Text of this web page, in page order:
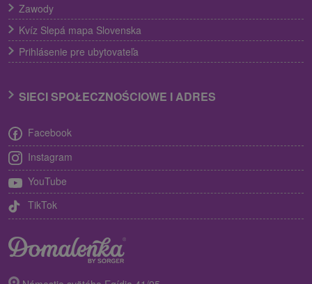
Zawody
Kvíz Slepá mapa Slovenska
Prihlásenie pre ubytovateľa
SIECI SPOŁECZNOŚCIOWE I ADRES
Facebook
Instagram
YouTube
TikTok